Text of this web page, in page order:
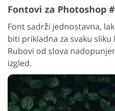
Fontovi za Photoshop
Font sadrži jednostavna,
biti prikladna za svaku
Rubovi od slova
izgled.